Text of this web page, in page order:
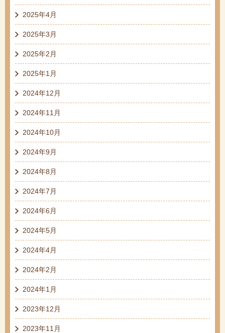
2025年4月
2025年3月
2025年2月
2025年1月
2024年12月
2024年11月
2024年10月
2024年9月
2024年8月
2024年7月
2024年6月
2024年5月
2024年4月
2024年2月
2024年1月
2023年12月
2023年11月